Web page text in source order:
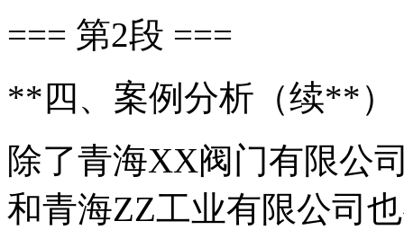
=== 第2段 ===
**四、案例分析（续**）
除了青海XX阀门有限公
和青海ZZ工业有限公司